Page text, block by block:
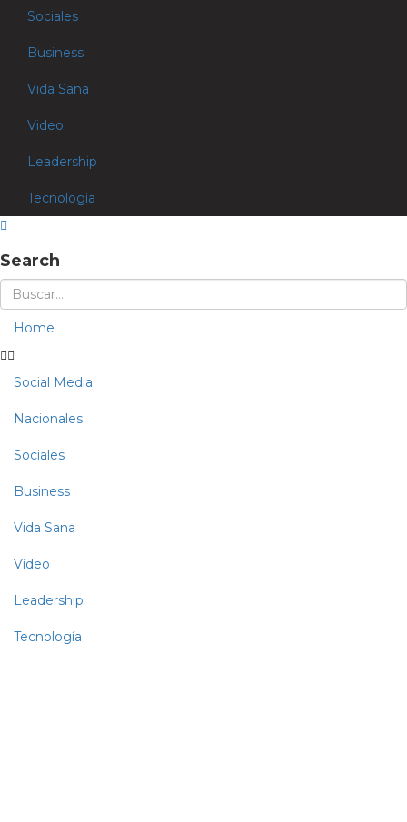
Sociales
Business
Vida Sana
Video
Leadership
Tecnología
Search
Home
Social Media
Nacionales
Sociales
Business
Vida Sana
Video
Leadership
Tecnología